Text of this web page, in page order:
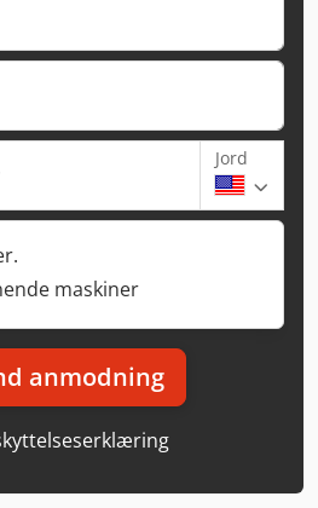
Jord
maskiner
anmodning